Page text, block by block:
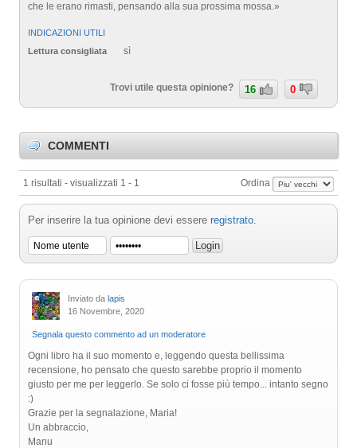
che le erano rimasti, pensando alla sua prossima mossa.»
INDICAZIONI UTILI
Lettura consigliata
sì
Trovi utile questa opinione? 16 0
COMMENTI
1 risultati - visualizzati 1 - 1 Ordina
Per inserire la tua opinione devi essere registrato.
Inviato da lapis
16 Novembre, 2020
Segnala questo commento ad un moderatore
Ogni libro ha il suo momento e, leggendo questa bellissima
recensione, ho pensato che questo sarebbe proprio il momento
giusto per me per leggerlo. Se solo ci fosse più tempo... intanto segno
:)
Grazie per la segnalazione, Maria!
Un abbraccio,
Manu